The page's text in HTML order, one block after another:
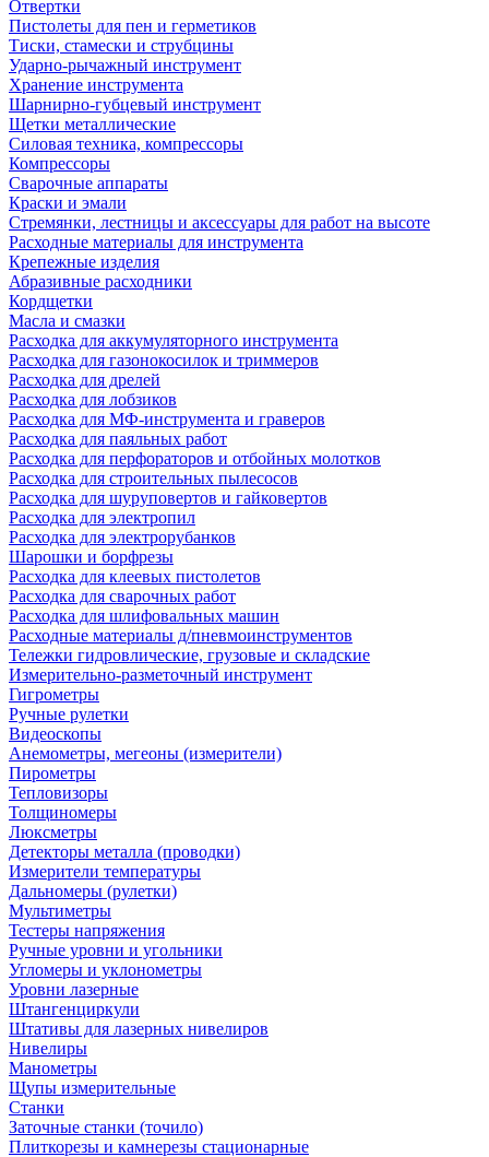
Отвертки
Пистолеты для пен и герметиков
Тиски, стамески и струбцины
Ударно-рычажный инструмент
Хранение инструмента
Шарнирно-губцевый инструмент
Щетки металлические
Силовая техника, компрессоры
Компрессоры
Сварочные аппараты
Краски и эмали
Стремянки, лестницы и аксессуары для работ на высоте
Расходные материалы для инструмента
Крепежные изделия
Абразивные расходники
Кордщетки
Масла и смазки
Расходка для аккумуляторного инструмента
Расходка для газонокосилок и триммеров
Расходка для дрелей
Расходка для лобзиков
Расходка для МФ-инструмента и граверов
Расходка для паяльных работ
Расходка для перфораторов и отбойных молотков
Расходка для строительных пылесоcов
Расходка для шуруповертов и гайковертов
Расходка для электропил
Расходка для электрорубанков
Шарошки и борфрезы
Расходка для клеевых пистолетов
Расходка для сварочных работ
Расходка для шлифовальных машин
Расходные материалы д/пневмоинструментов
Тележки гидровлические, грузовые и складские
Измерительно-разметочный инструмент
Гигрометры
Ручные рулетки
Видеоскопы
Анемометры, мегеоны (измерители)
Пирометры
Тепловизоры
Толщиномеры
Люксметры
Детекторы металла (проводки)
Измерители температуры
Дальномеры (рулетки)
Мультиметры
Тестеры напряжения
Ручные уровни и угольники
Угломеры и уклонометры
Уровни лазерные
Штангенциркули
Штативы для лазерных нивелиров
Нивелиры
Манометры
Щупы измерительные
Станки
Заточные станки (точило)
Плиткорезы и камнерезы стационарные